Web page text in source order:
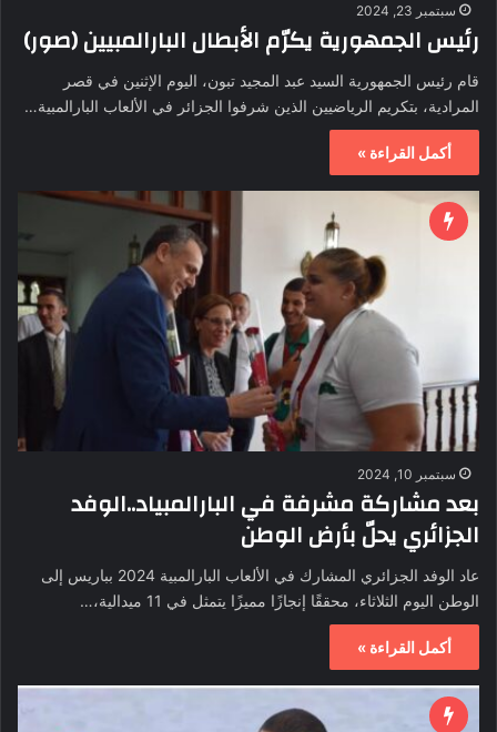
سبتمبر 23, 2024
رئيس الجمهورية يكرّم الأبطال البارالمبيين (صور)
قام رئيس الجمهورية السيد عبد المجيد تبون، اليوم الإثنين في قصر
المرادية، بتكريم الرياضيين الذين شرفوا الجزائر في الألعاب البارالمبية…
أكمل القراءة »
سبتمبر 10, 2024
بعد مشاركة مشرفة في البارالمبياد..الوفد
الجزائري يحلّ بأرض الوطن
‎عاد الوفد الجزائري المشارك في الألعاب البارالمبية 2024 بباريس إلى
الوطن اليوم الثلاثاء، محققًا إنجازًا مميزًا يتمثل في 11 ميدالية،…
أكمل القراءة »